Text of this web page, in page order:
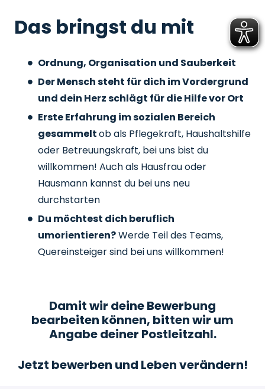
Das bringst du mit
Ordnung, Organisation und Sauberkeit
Der Mensch steht für dich im Vordergrund
und dein Herz schlägt für die Hilfe vor Ort
Erste Erfahrung im sozialen Bereich
gesammeltob als Pflegekraft, Haushaltshilfe
oder Betreuungskraft, bei uns bist du
willkommen! Auch als Hausfrau oder
Hausmann kannst du bei uns neu
durchstarten
Du möchtest dich beruflich
umorientieren?Werde Teil des Teams,
Quereinsteiger sind bei uns willkommen!
Damit wir deine Bewerbung
bearbeiten können, bitten wir um
Angabe deiner Postleitzahl.
Jetzt bewerben und Leben verändern!